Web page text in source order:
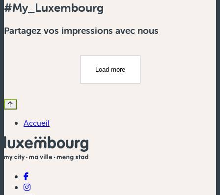
#My_Luxembourg
Partagez vos impressions avec nous
Load more
Accueil